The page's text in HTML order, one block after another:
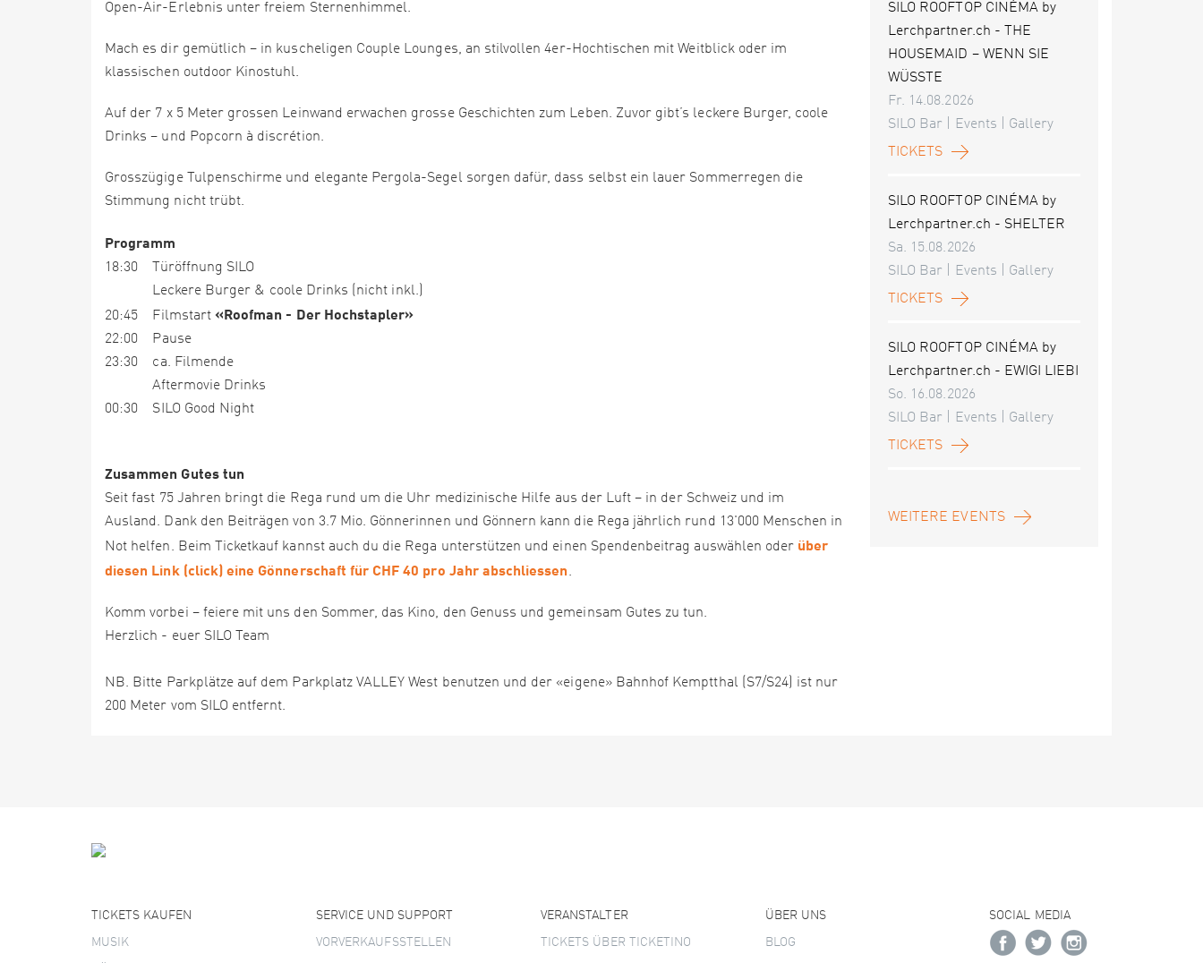
Open-Air-Erlebnis unter freiem Sternenhimmel.
Mach es dir gemütlich – in kuscheligen Couple Lounges, an stilvollen 4er-Hochtischen mit Weitblick oder im
klassischen outdoor Kinostuhl.
Auf der 7 x 5 Meter grossen Leinwand erwachen grosse Geschichten zum Leben. Zuvor gibt’s leckere Burger, coole
Drinks – und Popcorn à discrétion.
Grosszügige Tulpenschirme und elegante Pergola-Segel sorgen dafür, dass selbst ein lauer Sommerregen die
Stimmung nicht trübt.
Programm
18:30 Türöffnung SILO
Leckere Burger & coole Drinks (nicht inkl.)
20:45 Filmstart «Roofman - Der Hochstapler»
22:00 Pause
23:30 ca. Filmende
Aftermovie Drinks
00:30 SILO Good Night
Zusammen Gutes tun
Seit fast 75 Jahren bringt die Rega rund um die Uhr medizinische Hilfe aus der Luft – in der Schweiz und im
Ausland. Dank den Beiträgen von 3.7 Mio. Gönnerinnen und Gönnern kann die Rega jährlich rund 13'000 Menschen in
Not helfen. Beim Ticketkauf kannst auch du die Rega unterstützen und einen Spendenbeitrag auswählen oder über
diesen Link (click) eine Gönnerschaft für CHF 40 pro Jahr abschliessen.
Komm vorbei – feiere mit uns den Sommer, das Kino, den Genuss und gemeinsam Gutes zu tun.
Herzlich - euer SILO Team
NB. Bitte Parkplätze auf dem Parkplatz VALLEY West benutzen und der «eigene» Bahnhof Kemptthal (S7/S24) ist nur
200 Meter vom SILO entfernt.
SILO ROOFTOP CINÉMA by
Lerchpartner.ch - THE
HOUSEMAID – WENN SIE
WÜSSTE
Fr. 14.08.2026
SILO Bar | Events | Gallery
TICKETS
SILO ROOFTOP CINÉMA by
Lerchpartner.ch - SHELTER
Sa. 15.08.2026
SILO Bar | Events | Gallery
TICKETS
SILO ROOFTOP CINÉMA by
Lerchpartner.ch - EWIGI LIEBI
So. 16.08.2026
SILO Bar | Events | Gallery
TICKETS
WEITERE EVENTS
TICKETS KAUFEN
MUSIK
SERVICE UND SUPPORT
VORVERKAUFSSTELLEN
VERANSTALTER
TICKETS ÜBER TICKETINO
ÜBER UNS
BLOG
SOCIAL MEDIA